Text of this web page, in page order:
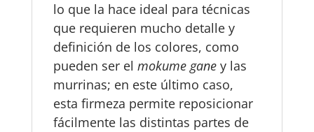
lo que la hace ideal para técnicas
que requieren mucho detalle y
definición de los colores, como
pueden ser el mokume ganey las
murrinas; en este último caso,
esta firmeza permite reposicionar
fácilmente las distintas partes de